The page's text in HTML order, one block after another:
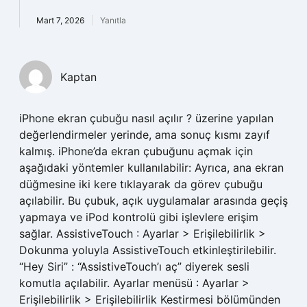
Mart 7, 2026 Yanıtla
Kaptan
iPhone ekran çubuğu nasıl açılır ? üzerine yapılan
değerlendirmeler yerinde, ama sonuç kısmı zayıf
kalmış. iPhone’da ekran çubuğunu açmak için
aşağıdaki yöntemler kullanılabilir: Ayrıca, ana ekran
düğmesine iki kere tıklayarak da görev çubuğu
açılabilir. Bu çubuk, açık uygulamalar arasında geçiş
yapmaya ve iPod kontrolü gibi işlevlere erişim
sağlar. AssistiveTouch : Ayarlar > Erişilebilirlik >
Dokunma yoluyla AssistiveTouch etkinleştirilebilir.
“Hey Siri” : “AssistiveTouch’ı aç” diyerek sesli
komutla açılabilir. Ayarlar menüsü : Ayarlar >
Erişilebilirlik > Erişilebilirlik Kestirmesi bölümünden